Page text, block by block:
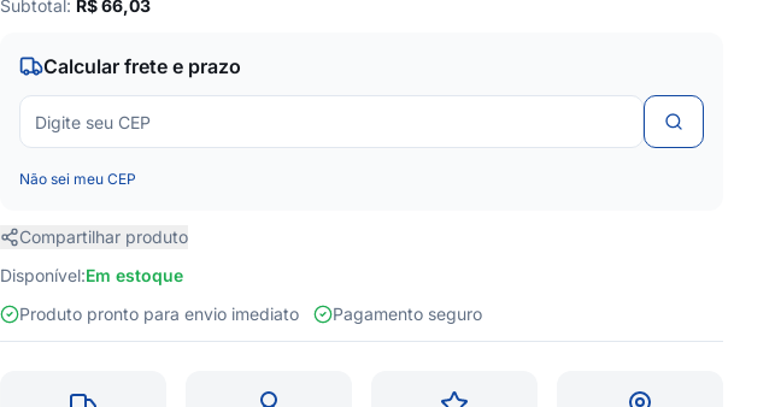
Subtotal: R$66,03
Calcular frete e prazo
Não sei meu CEP
Compartilhar produto
Disponível:Em estoque
Produto pronto para envio imediato
Pagamento seguro